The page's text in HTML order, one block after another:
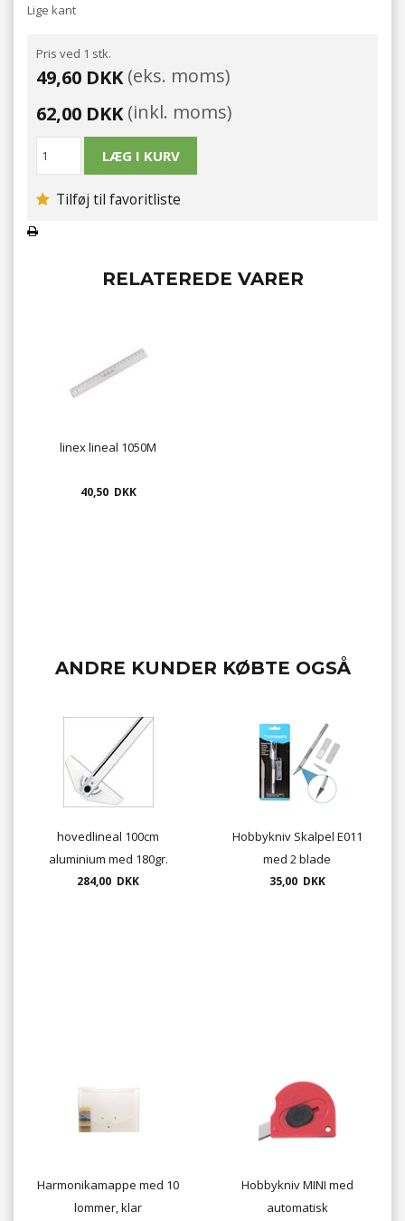
Lige kant
Pris ved 1 stk.
49,60 DKK(eks. moms)
62,00 DKK(inkl. moms)
Tilføj til favoritliste
RELATEREDE VARER
linex lineal 1050M
40,50 DKK
ANDRE KUNDER KØBTE OGSÅ
hovedlineal 100cm
aluminium med 180gr.
hoved
284,00 DKK
Hobbykniv Skalpel E011
med 2 blade
35,00 DKK
Harmonikamappe med 10
lommer, klar
Hobbykniv MINI med
automatisk